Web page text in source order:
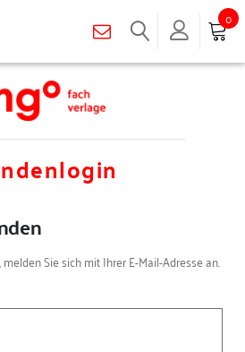
0
Sie sich mit Ihrer E-Mail-Adresse an.